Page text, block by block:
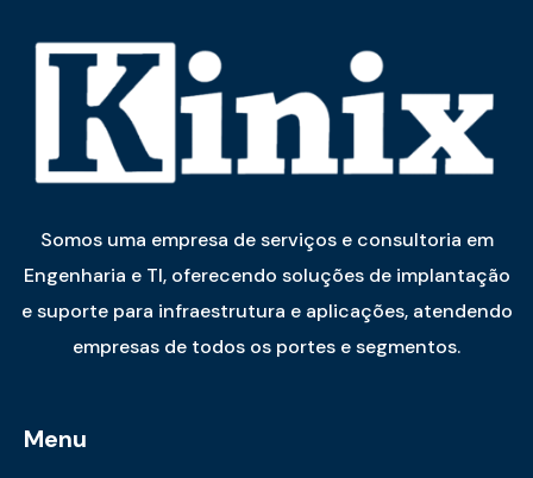
Somos uma empresa de serviços e consultoria em
Engenharia e TI, oferecendo soluções de implantação
e suporte para infraestrutura e aplicações, atendendo
empresas de todos os portes e segmentos.
Menu